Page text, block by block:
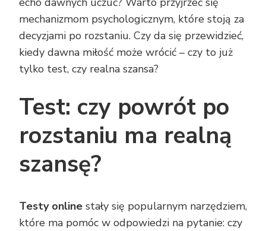
mechanizmom psychologicznym, które stoją za
decyzjami po rozstaniu. Czy da się przewidzieć,
kiedy dawna miłość może wrócić – czy to już
tylko test, czy realna szansa?
Test: czy powrót po
rozstaniu ma realną
szansę?
Testy online stały się popularnym narzędziem,
które ma pomóc w odpowiedzi na pytanie: czy